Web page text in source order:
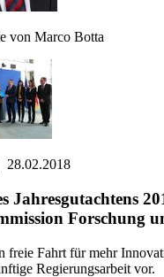
von Marco Botta
28.02.2018
Jahresgutachtens
Forschung
freie Fahrt für mehr
Regierungsarbeit vor.